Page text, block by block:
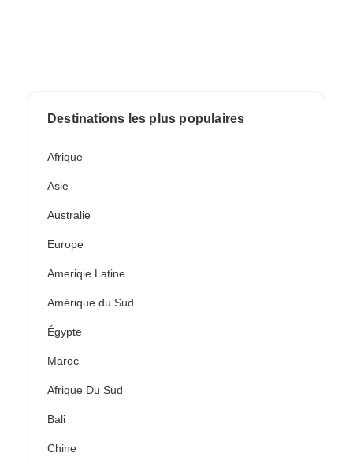
Destinations les plus populaires
Afrique
Asie
Australie
Europe
Ameriqie Latine
Amérique du Sud
Égypte
Maroc
Afrique Du Sud
Bali
Chine